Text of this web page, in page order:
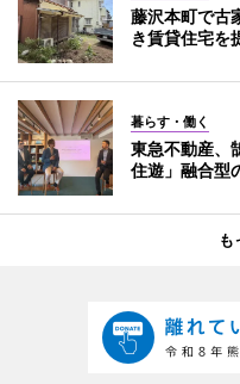
藤沢本町で古
き賃貸住宅を
暮らす・働く
東急不動産、
住遊」融合型
も